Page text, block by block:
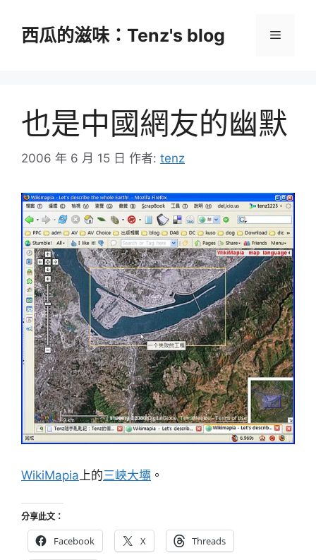
西瓜的滋味：Tenz's blog 選
也是中國網友的幽默
2006 年 6 月 15 日 作者: tenz
WikiMapia上的三峽大壩 。
分享此文：
Facebook X Threads